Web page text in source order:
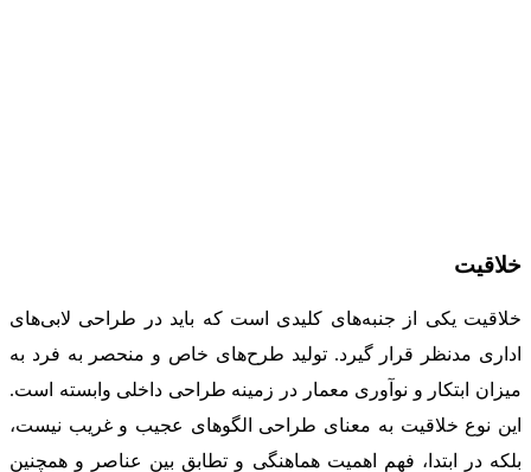
خلاقیت
خلاقیت یکی از جنبه‌های کلیدی است که باید در طراحی لابی‌های
اداری مدنظر قرار گیرد. تولید طرح‌های خاص و منحصر به فرد به
میزان ابتکار و نوآوری معمار در زمینه طراحی داخلی وابسته است.
این نوع خلاقیت به معنای طراحی الگوهای عجیب و غریب نیست،
بلکه در ابتدا، فهم اهمیت هماهنگی و تطابق بین عناصر و همچنین